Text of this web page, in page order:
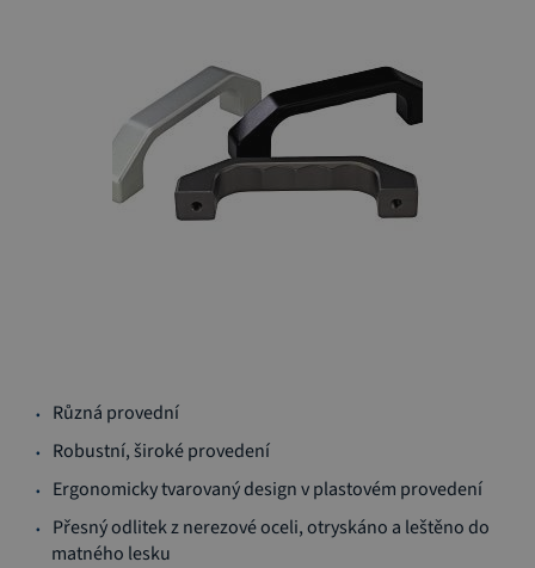
na
galerie
s
obrázky
Různá provední
Robustní, široké provedení
Ergonomicky tvarovaný design v plastovém provedení
Přesný odlitek z nerezové oceli, otryskáno a leštěno do
matného lesku